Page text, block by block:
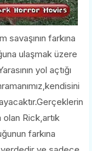
farkına
ulaşmak üzere
yol açtığı
olan Rick,artık
farkına